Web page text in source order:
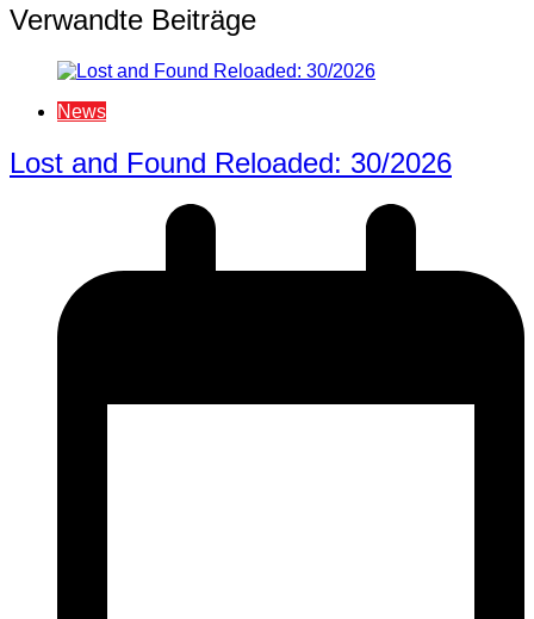
Verwandte Beiträge
News
Lost and Found Reloaded: 30/2026